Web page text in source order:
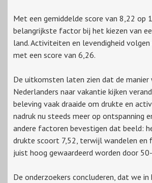
Met een gemiddelde score van 8,22 op
belangrijkste factor bij het kiezen van
land. Activiteiten en levendigheid
met een score van 6,26.
De uitkomsten laten zien dat de manier
Nederlanders naar vakantie kijken
beleving vaak draaide om drukte en
nadruk nu steeds meer op ontspanning
andere factoren bevestigen dat beeld:
drukte scoort 7,52, terwijl wandelen en
juist hoog gewaardeerd worden door
De onderzoekers concluderen, dat we